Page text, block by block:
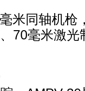
米同轴机枪
70毫米激光